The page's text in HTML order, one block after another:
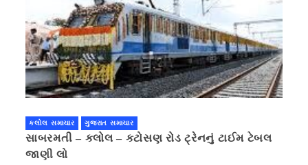
કલોલ સમાચાર ગુજરાત સમાચાર
સાબરમતી – કલોલ – કટોસણ રોડ ટ્રેનનું ટાઈમ ટેબલ
જાણી લો